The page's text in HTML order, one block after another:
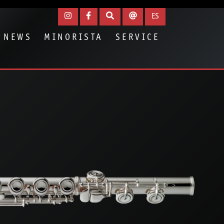
NEWS MINORISTA SERVICE
ES